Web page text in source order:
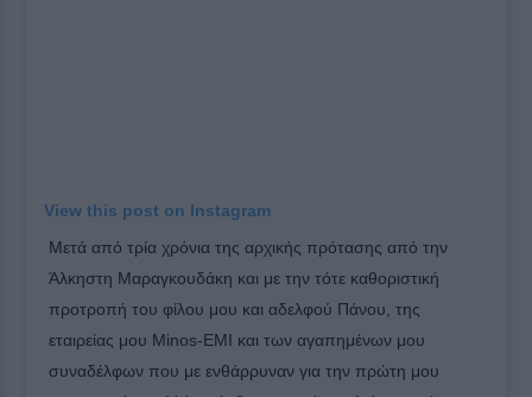
View this post on Instagram
Μετά από τρία χρόνια της αρχικής πρότασης από την
Άλκηστη Μαραγκουδάκη και με την τότε καθοριστική
προτροπή του φίλου μου και αδελφού Πάνου, της
εταιρείας μου Minos-ΕΜΙ και των αγαπημένων μου
συναδέλφων που με ενθάρρυναν για την πρώτη μου